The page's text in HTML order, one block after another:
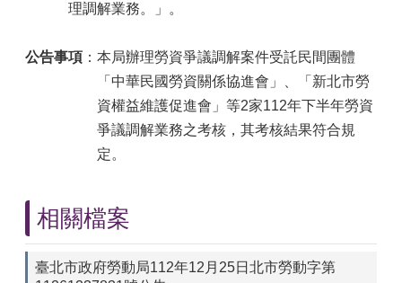
理調解業務。」。
公告事項 ：本局辦理勞資爭議調解案件受託民間團體
「中華民國勞資關係協進會」、「新北市勞
資權益維護促進會」等2家112年下半年勞資
爭議調解業務之考核，其考核結果符合規
定。
相關檔案
臺北市政府勞動局112年12月25日北市勞動字第